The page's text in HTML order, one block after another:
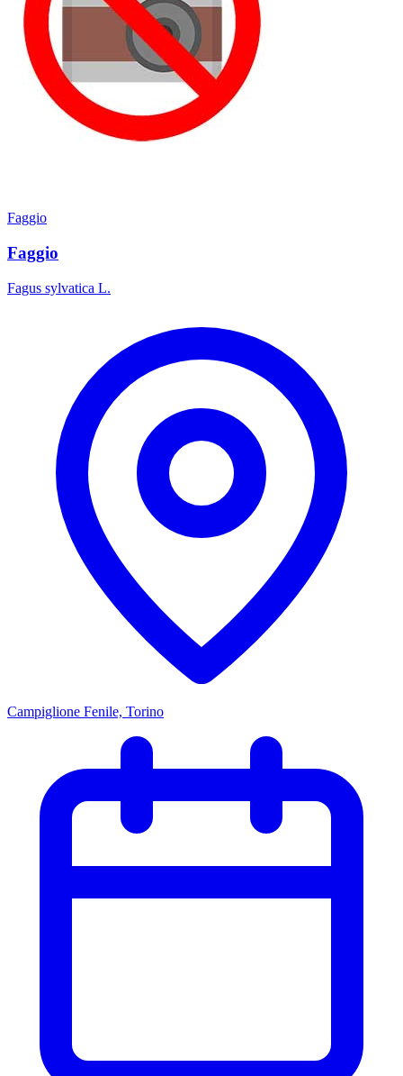
Faggio
Faggio
Fagus sylvatica L.
Campiglione Fenile, Torino